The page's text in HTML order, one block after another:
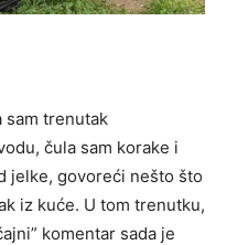
sam trenutak
čula sam korake i
jelke, govoreći nešto što
iz kuće. U tom trenutku,
komentar sada je